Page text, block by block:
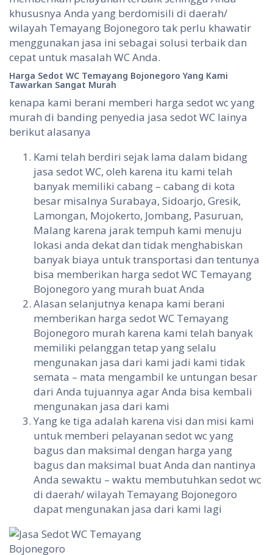
khususnya Anda yang berdomisili di daerah/
wilayah Temayang Bojonegoro tak perlu khawatir
menggunakan jasa ini sebagai solusi terbaik dan
cepat untuk masalah WC Anda.
Harga Sedot WC Temayang Bojonegoro Yang Kami
Tawarkan Sangat Murah
kenapa kami berani memberi harga sedot wc yang
murah di banding penyedia jasa sedot WC lainya
berikut alasanya
Kami telah berdiri sejak lama dalam bidang
jasa sedot WC, oleh karena itu kami telah
banyak memiliki cabang – cabang di kota
besar misalnya Surabaya, Sidoarjo, Gresik,
Lamongan, Mojokerto, Jombang, Pasuruan,
Malang karena jarak tempuh kami menuju
lokasi anda dekat dan tidak menghabiskan
banyak biaya untuk transportasi dan tentunya
bisa memberikan harga sedot WC Temayang
Bojonegoro yang murah buat Anda
Alasan selanjutnya kenapa kami berani
memberikan harga sedot WC Temayang
Bojonegoro murah karena kami telah banyak
memiliki pelanggan tetap yang selalu
mengunakan jasa dari kami jadi kami tidak
semata – mata mengambil ke untungan besar
dari Anda tujuannya agar Anda bisa kembali
mengunakan jasa dari kami
Yang ke tiga adalah karena visi dan misi kami
untuk memberi pelayanan sedot wc yang
bagus dan maksimal dengan harga yang
bagus dan maksimal buat Anda dan nantinya
Anda sewaktu – waktu membutuhkan sedot wc
di daerah/ wilayah Temayang Bojonegoro
dapat mengunakan jasa dari kami lagi